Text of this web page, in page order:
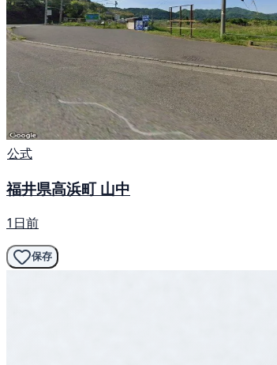
公式
福井県高浜町 山中
1日前
保存